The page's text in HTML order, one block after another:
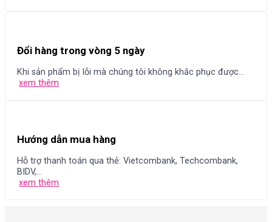
Đổi hàng trong vòng 5 ngày
Khi sản phẩm bị lỗi mà chúng tôi không khắc phục được...
xem thêm
Hướng dẫn mua hàng
Hỗ trợ thanh toán qua thẻ: Vietcombank, Techcombank,
BIDV,...
xem thêm